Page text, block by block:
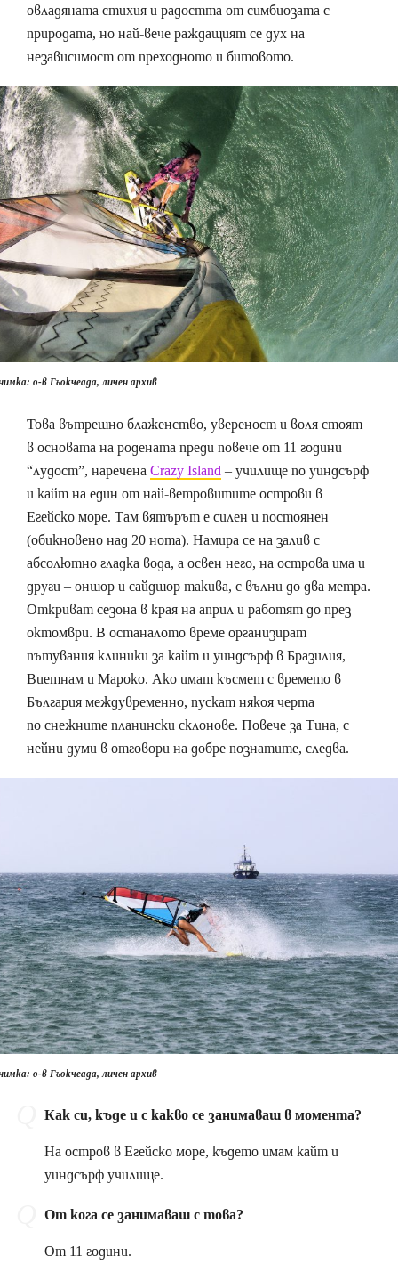
овладяната стихия и радостта от симбиозата с
природата, но най-вече раждащият се дух на
независимост от преходното и битовото.
о-в Гьокчеада, личен архив
Това вътрешно блаженство, увереност и воля стоят
в основата на родената преди повече от 11 години
“лудост”, нареченаCrazy Island– училище по уиндсърф
и кайт на един от най-ветровитите острови в
Егейско море. Там вятърът е силен и постоянен
(обикновено над 20 нота). Намира се на залив с
абсолютно гладка вода, а освен него, на острова има и
други – оншор и сайдшор такива, с вълни до два метра.
Откриват сезона в края на април и работят до през
октомври. В останалото време организират
пътувания клиники за кайт и уиндсърф в Бразилия,
Виетнам и Мароко. Ако имат късмет с времето в
България междувременно, пускат някоя черта
по снежните планински склонове. Повече за Тина, с
нейни думи в отговори на добре познатите, следва.
о-в Гьокчеада, личен архив
Как си, къде и с какво се занимаваш в момента?
На остров в Егейско море, където имам кайт и
уиндсърф училище.
От кога се занимаваш с това?
От 11 години.